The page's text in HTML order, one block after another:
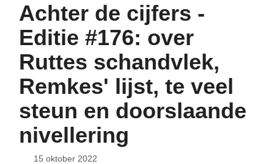
Achter de cijfers -
Editie #176: over
Ruttes schandvlek,
Remkes' lijst, te veel
steun en doorslaande
nivellering
15 oktober 2022